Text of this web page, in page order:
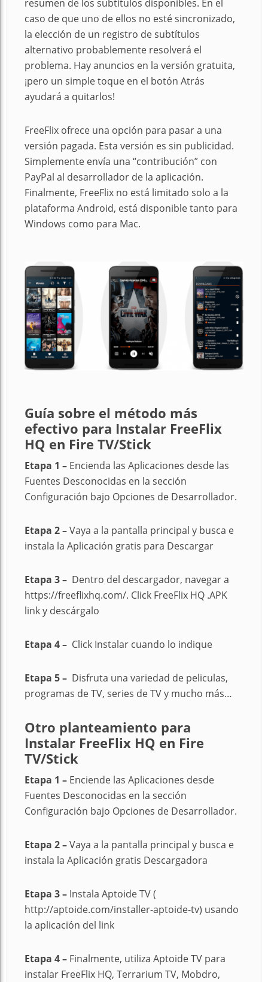
resumen de los subtítulos disponibles. En el
caso de que uno de ellos no esté sincronizado,
la elección de un registro de subtítulos
alternativo probablemente resolverá el
problema. Hay anuncios en la versión gratuita,
¡pero un simple toque en el botón Atrás
ayudará a quitarlos!
FreeFlix ofrece una opción para pasar a una
versión pagada. Esta versión es sin publicidad.
Simplemente envía una “contribución” con
PayPal al desarrollador de la aplicación.
Finalmente, FreeFlix no está limitado solo a la
plataforma Android, está disponible tanto para
Windows como para Mac.
Guía sobre el método más
efectivo para Instalar FreeFlix
HQ en Fire TV/Stick
Etapa 1 – Encienda las Aplicaciones desde las
Fuentes Desconocidas en la sección
Configuración bajo Opciones de Desarrollador.
Etapa 2 –Vaya a la pantalla principal y busca e
instala la Aplicación gratis para Descargar
Etapa 3 – Dentro del descargador, navegar a
https://freeflixhq.com/. Click FreeFlix HQ .APK
link y descárgalo
Etapa 4 – Click Instalar cuando lo indique
Etapa 5 – Disfruta una variedad de peliculas,
programas de TV, series de TV y mucho más…
Otro planteamiento para
Instalar FreeFlix HQ en Fire
TV/Stick
Etapa 1 – Enciende las Aplicaciones desde
Fuentes Desconocidas en la sección
Configuración bajo Opciones de Desarrollador.
Etapa 2 –Vaya a la pantalla principal y busca e
instala la Aplicación gratis Descargadora
Etapa 3 – Instala Aptoide TV (
http://aptoide.com/installer-aptoide-tv) usando
la aplicación del link
Etapa 4 – Finalmente, utiliza Aptoide TV para
instalar FreeFlix HQ, Terrarium TV, Mobdro,